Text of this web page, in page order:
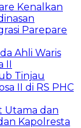
Kenalkan
Parepare
Ahli Waris
II
Tinjau
II di RS PHC
Utama dan
Kapolresta